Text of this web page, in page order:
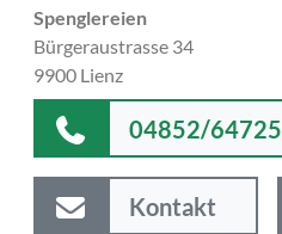
Spenglereien
Bürgeraustrasse 34
9900 Lienz
04852/64725
Kontakt